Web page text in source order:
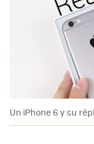
Un iPhone 6 y su